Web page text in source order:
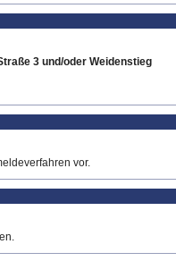
3 und/oder Weidenstieg
vor.